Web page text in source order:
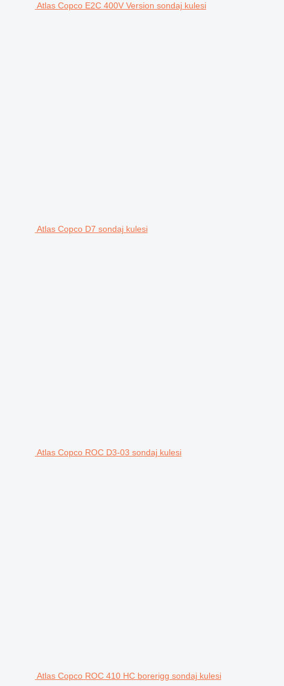
Atlas Copco E2C 400V Version sondaj kulesi
Atlas Copco D7 sondaj kulesi
Atlas Copco ROC D3-03 sondaj kulesi
Atlas Copco ROC 410 HC borerigg sondaj kulesi